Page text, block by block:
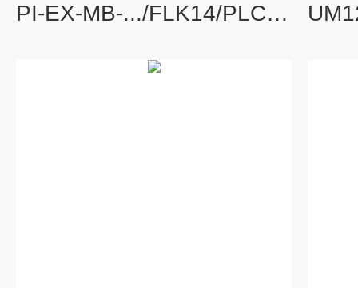
PI-EX-MB-.../FLK14/PLC/KD菲尼克斯PI-EX-MB-.../FLK14/PLC/KD-S1母板